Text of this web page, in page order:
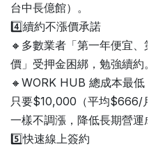
台中長億館） 。
4️⃣續約不漲價承諾
🔸多數業者「第一年便宜、
價」受押金困綁，勉強續約。
🔸WORK HUB 總成本最低：
只要$10,000（平均$666/月
一樣不調漲，降低長期營運成
5️⃣快速線上簽約